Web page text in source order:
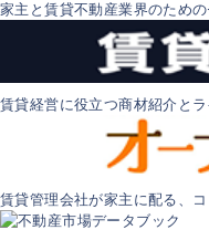
家主と賃貸不動産業界のため
賃貸経営に役立つ商材紹介と
賃貸管理会社が家主に配る、